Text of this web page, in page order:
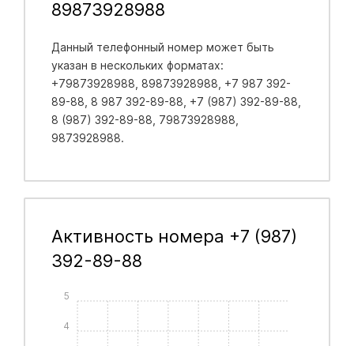
89873928988
Данный телефонный номер может быть
указан в нескольких форматах:
+79873928988, 89873928988, +7 987 392-
89-88, 8 987 392-89-88, +7 (987) 392-89-88,
8 (987) 392-89-88, 79873928988,
9873928988.
Активность номера +7 (987)
392-89-88
4
5